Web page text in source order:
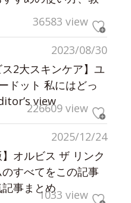
36583 view
2023/08/30
ス2大スキンケア】ユ
ドット 私にはどっ
view
226609 view
2025/12/24
】オルビス ザ リンク
すべてをこの記事
事まとめ1033 view